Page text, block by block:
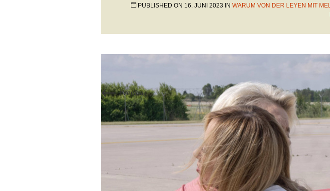
PUBLISHED ON 16. JUNI 2023 IN WARUM VON DER LEYEN MIT
←Previous